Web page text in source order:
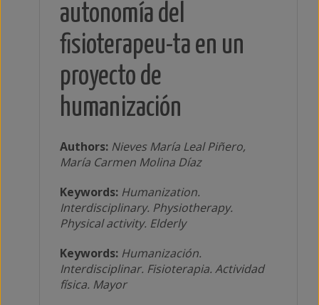
autonomía del
fisioterapeu-ta en un
proyecto de
humanización
Authors: Nieves María Leal Piñero,
María Carmen Molina Díaz
Keywords: Humanization.
Interdisciplinary. Physiotherapy.
Physical activity. Elderly
Keywords: Humanización.
Interdisciplinar. Fisioterapia. Actividad
física. Mayor